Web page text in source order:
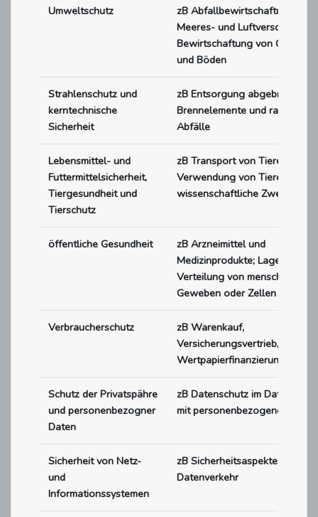
Umweltschutz
zB Abfallbewirtschaftung;
Meeres- und
Bewirtschaftung von
und Böden
Strahlenschutz und
kerntechnische
Sicherheit
zB Entsorgung abgebrannter
Brennelemente und
Abfälle
Lebensmittel- und
Futtermittelsicherheit,
Tiergesundheit und
Tierschutz
zB Transport von Tieren;
Verwendung von Tieren für
wissenschaftliche Zwecke
öffentliche Gesundheit
zB Arzneimittel und
Medizinprodukte; Lagerung
Verteilung von menschlichen
Geweben oder Zellen
Verbraucherschutz
zB Warenkauf,
Versicherungsvertrieb,
Schutz der Privatspähre
und personenbezogner
Daten
zB Datenschutz im
mit personenbezogenen Daten
Sicherheit von Netz-
und
Informationssystemen
zB Sicherheitsaspekte im
Datenverkehr